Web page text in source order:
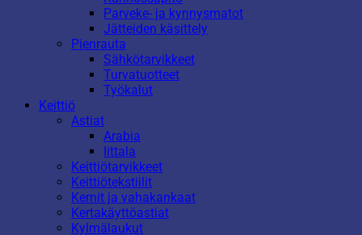
Parveke- ja kynnysmatot
Jätteiden käsittely
Pienrauta
Sähkötarvikkeet
Turvatuotteet
Työkalut
Keittiö
Astiat
Arabia
Iittala
Keittiötarvikkeet
Keittiötekstiilit
Kernit ja vahakankaat
Kertakäyttöastiat
Kylmälaukut